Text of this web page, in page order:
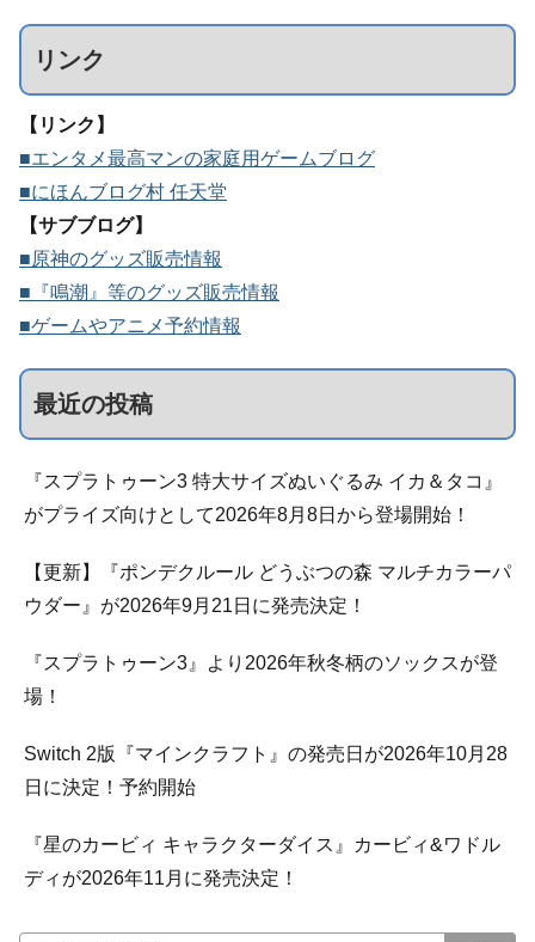
リンク
【リンク】
■エンタメ最高マンの家庭用ゲームブログ
■にほんブログ村 任天堂
【サブブログ】
■原神のグッズ販売情報
■『鳴潮』等のグッズ販売情報
■ゲームやアニメ予約情報
最近の投稿
『スプラトゥーン3 特大サイズぬいぐるみ イカ＆タコ』
がプライズ向けとして2026年8月8日から登場開始！
【更新】『ポンデクルール どうぶつの森 マルチカラーパ
ウダー』が2026年9月21日に発売決定！
『スプラトゥーン3』より2026年秋冬柄のソックスが登
場！
Switch 2版『マインクラフト』の発売日が2026年10月28
日に決定！予約開始
『星のカービィ キャラクターダイス』カービィ&ワドル
ディが2026年11月に発売決定！